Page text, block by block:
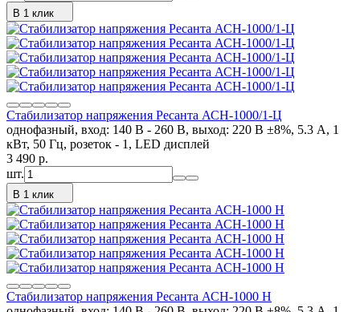
В 1 клик
Стабилизатор напряжения Ресанта АСН-1000/1-Ц
однофазный, вход: 140 В - 260 В, выход: 220 В ±8%, 5.3 А, 1
кВт, 50 Гц, розеток - 1, LED дисплей
3 490 p.
шт.
В 1 клик
Стабилизатор напряжения Ресанта АСН-1000 Н